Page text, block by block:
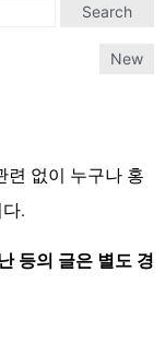
Search
New
련 없이 누구나 홍
.
등의 글은 별도 경